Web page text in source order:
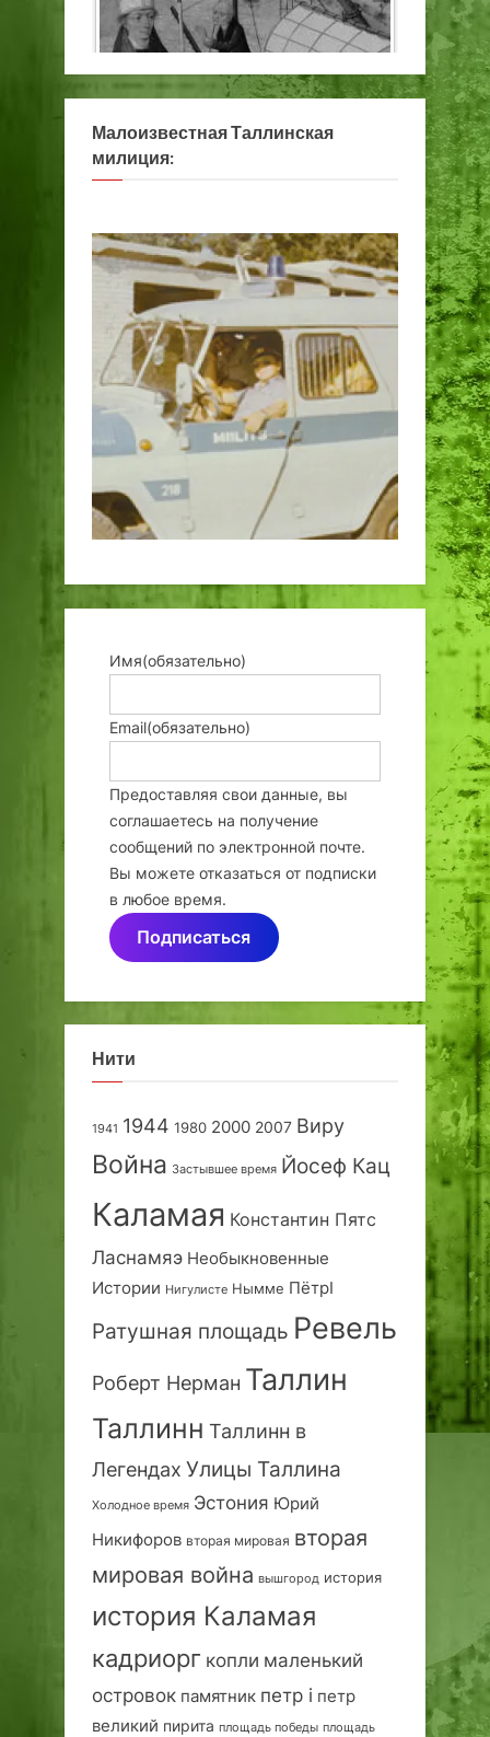
Малоизвестная Таллинская
милиция:
Имя(обязательно)
Email(обязательно)
Предоставляя свои данные, вы
соглашаетесь на получение
сообщений по электронной почте.
Вы можете отказаться от подписки
в любое время.
Подписаться
Нити
1941 1944 1980 2000 2007 Виру
Война Застывшее время Йосеф Кац
Каламая Константин Пятс
Ласнамяэ Необыкновенные
Истории Нигулисте Нымме ПётрI
Ратушная площадь Ревель
Роберт Нерман Таллин
Таллинн Таллинн в
Легендах Улицы Таллина
Холодное время Эстония Юрий
Никифоров вторая мировая вторая
мировая война вышгород история
история Каламая
кадриорг копли маленький
островок памятник петр i петр
великий пирита площадь победы площадь